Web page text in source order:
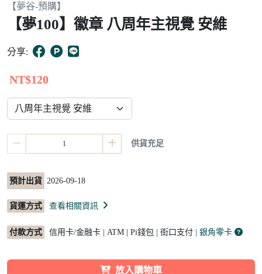
Item
8
【夢谷-預購】
【夢100】徽章 八周年主視覺 安維
分享:
NT$120
供貨充足
預計出貨 2026-09-18
貨運方式 查看相關資訊
付款方式 信用卡/金融卡 | ATM | Pi錢包 | 街口支付 | 銀角零卡
放入購物車